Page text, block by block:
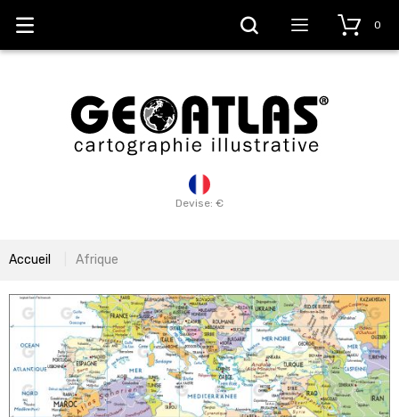
Devise: €
0
Accueil Afrique